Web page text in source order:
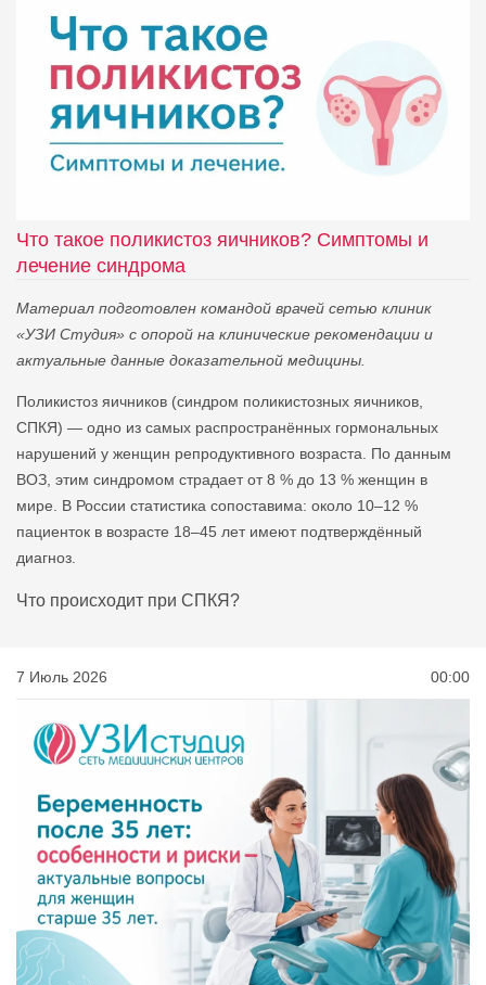
Что такое поликистоз яичников? Симптомы и
лечение синдрома
Материал подготовлен командой врачей сетью клиник
«УЗИ Студия» с опорой на клинические рекомендации и
актуальные данные доказательной медицины.
Поликистоз яичников (синдром поликистозных яичников,
СПКЯ) — одно из самых распространённых гормональных
нарушений у женщин репродуктивного возраста. По данным
ВОЗ, этим синдромом страдает от 8 % до 13 % женщин в
мире. В России статистика сопоставима: около 10–12 %
пациенток в возрасте 18–45 лет имеют подтверждённый
диагноз.
Что происходит при СПКЯ?
7 Июль 2026 00:00